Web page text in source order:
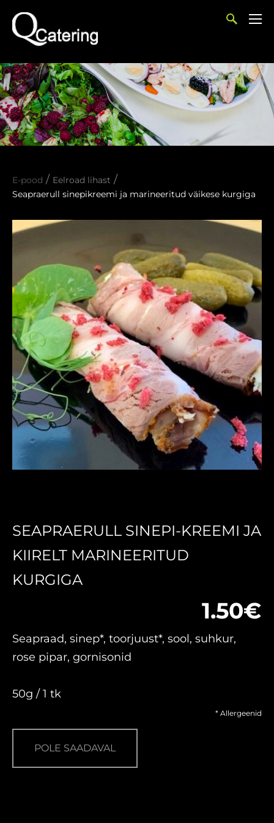
E-pood / Eelroad lihast /
Seapraerull sinepikreemi ja marineeritud väikese kurgiga
SEAPRAERULL SINEPI-KREEMI JA
KIIRELT MARINEERITUD
KURGIGA
1.50€
Seapraad, sinep*, toorjuust*, sool, suhkur,
rose pipar, gornisonid
50g / 1 tk
* Allergeenid
POLE SAADAVAL